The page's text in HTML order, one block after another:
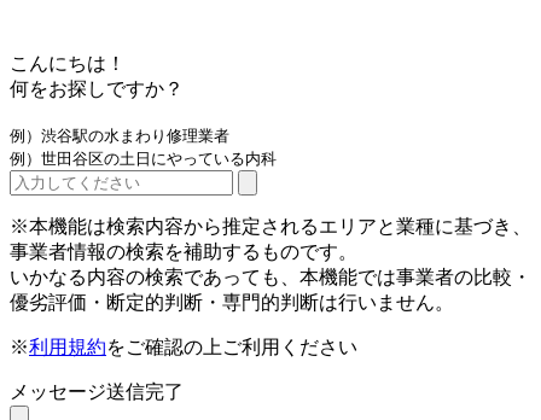
こんにちは！
何をお探しですか？
例）渋谷駅の水まわり修理業者
例）世田谷区の土日にやっている内科
※本機能は検索内容から推定されるエリアと業種に基づき、
事業者情報の検索を補助するものです。
いかなる内容の検索であっても、本機能では事業者の比較・
優劣評価・断定的判断・専門的判断は行いません。
※利用規約をご確認の上ご利用ください
メッセージ送信完了